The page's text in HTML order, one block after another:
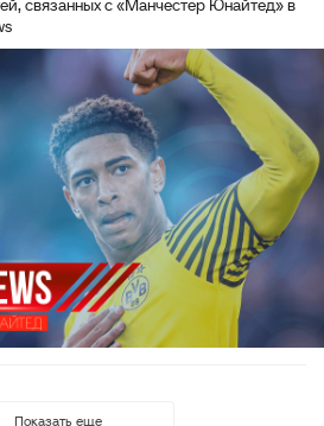
связанных с «Манчестер Юнайтед» в
Показать еще